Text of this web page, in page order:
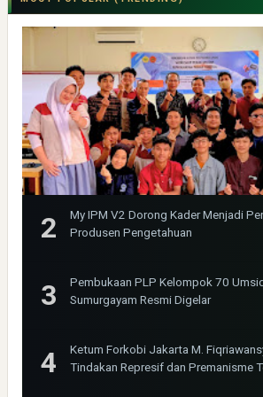
My IPM V2 Dorong Kader Menjadi
Produsen Pengetahuan
Pembukaan PLP Kelompok 70
Sumurgayam Resmi Digelar
Ketum Forkobi Jakarta M.
Tindakan Represif dan Premanisme